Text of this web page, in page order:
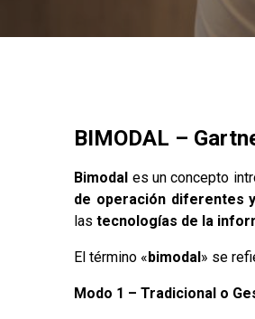
BIMODAL –
Bimodal es un concepto
de operación diferentes
lastecnologías de la
El término «bimodal» se
Modo 1 – Tradicional o